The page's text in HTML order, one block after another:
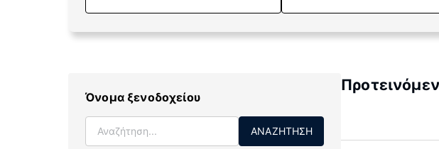
Όνομα ξενοδοχείου
ΑΝΑΖΉΤΗΣΗ